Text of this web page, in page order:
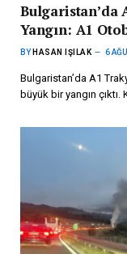
Bulgaristan’da
Yangın: A1
BY HASAN IŞILAK 6
Bulgaristan’da A1
büyük bir yangın çıktı.